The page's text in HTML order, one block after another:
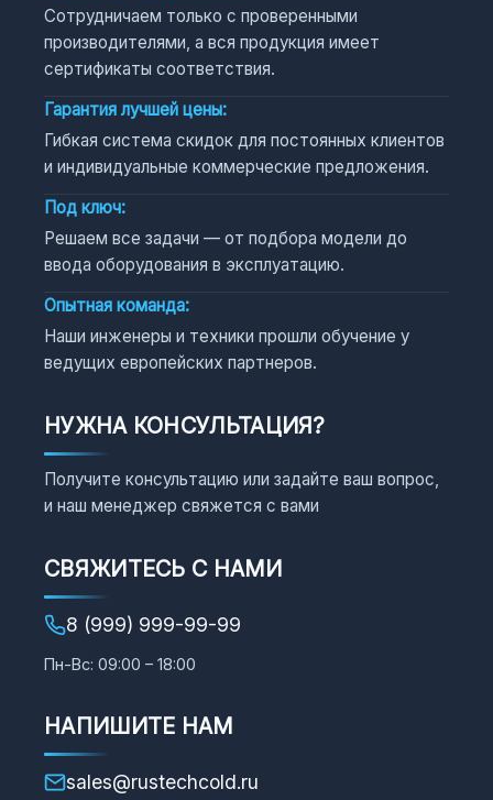
Сотрудничаем только с проверенными
производителями, а вся продукция имеет
сертификаты соответствия.
Гарантия лучшей цены:
Гибкая система скидок для постоянных клиентов
и индивидуальные коммерческие предложения.
Под ключ:
Решаем все задачи — от подбора модели до
ввода оборудования в эксплуатацию.
Опытная команда:
Наши инженеры и техники прошли обучение у
ведущих европейских партнеров.
НУЖНА КОНСУЛЬТАЦИЯ?
Получите консультацию или задайте ваш вопрос,
и наш менеджер свяжется с вами
СВЯЖИТЕСЬ С НАМИ
8 (999) 999-99-99
Пн-Вс: 09:00 – 18:00
НАПИШИТЕ НАМ
sales@rustechcold.ru